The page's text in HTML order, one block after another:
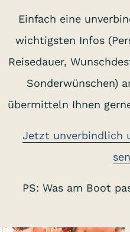
Einfach eine
wichtigsten Infos
Reisedauer,
Sonderwünschen)
übermitteln Ihnen
Jetzt unverbindlich
PS: Was am Boot